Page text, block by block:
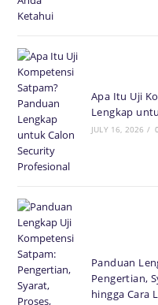
Apa Itu Uji
Lengkap
JULY 16, 2026 /
Panduan
Pengertian,
hingga Cara